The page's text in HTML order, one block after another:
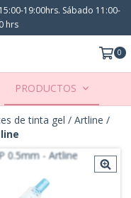
19:00hrs. Sábado 11:00-
hrs
0
PRODUCTOS
de tinta gel / Artline /